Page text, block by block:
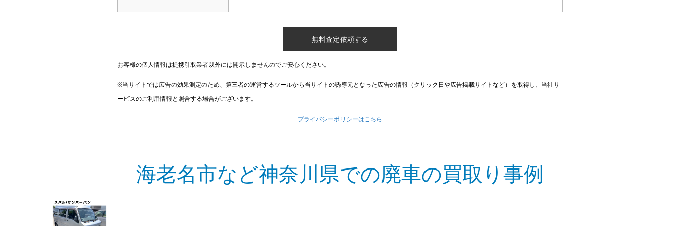
お客様の個人情報は提携引取業者以外には開示しませんのでご安心ください。
※当サイトでは広告の効果測定のため、第三者の運営するツールから当サイトの誘導元となった広告の情報（クリック日や広告掲載サイトなど）を取得し、当社サ
ービスのご利用情報と照合する場合がございます。
プライバシーポリシーはこちら
海老名市など神奈川県での廃車の買取り事例